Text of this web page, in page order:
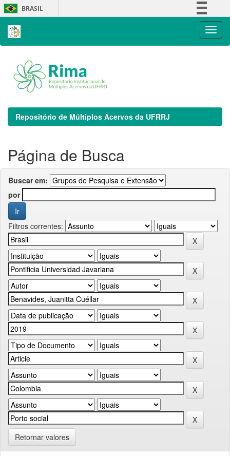
Skip
navigation
BRASIL
Repositório de Múltiplos Acervos da UFRRJ
Página de Busca
Buscar em:
por
Filtros correntes:
Retornar valores